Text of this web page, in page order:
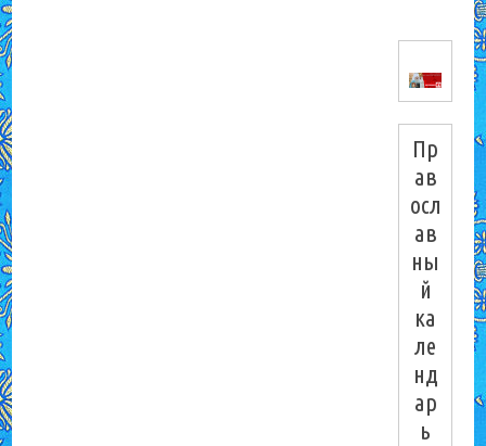
Пр
ав
осл
ав
ны
й
ка
ле
нд
ар
ь